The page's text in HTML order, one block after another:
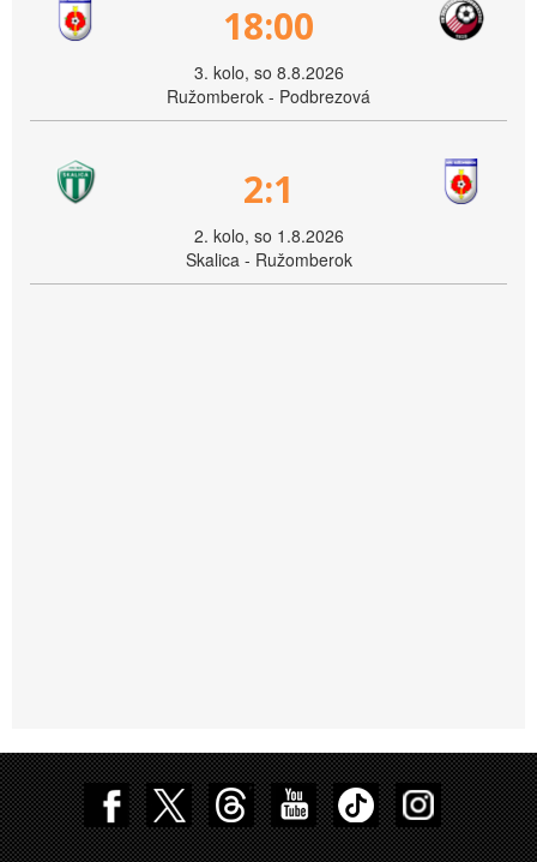
18:00
3. kolo, so 8.8.2026
Ružomberok - Podbrezová
2:1
2. kolo, so 1.8.2026
Skalica - Ružomberok